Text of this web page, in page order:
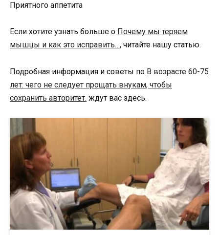
Приятного аппетита
Если хотите узнать больше о Почему мы теряем
мышцы и как это исправить…, читайте нашу статью.
Подробная информация и советы по В возрасте 60-75
лет: чего не следует прощать внукам, чтобы
сохранить авторитет. ждут вас здесь.